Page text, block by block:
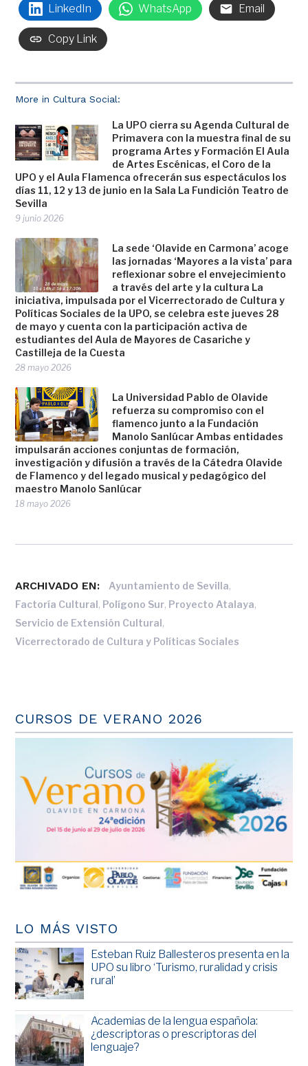
More in Cultura Social:
La UPO cierra su Agenda Cultural de
Primavera con la muestra final de su
programa Artes y Formación El Aula
de Artes Escénicas, el Coro de la
UPO y el Aula Flamenca ofrecerán sus espectáculos los
días 11, 12 y 13 de junio en la Sala La Fundición Teatro de
Sevilla
9 junio 2026
La sede ‘Olavide en Carmona’ acoge
las jornadas ‘Mayores a la vista’ para
reflexionar sobre el envejecimiento
a través del arte y la cultura La
iniciativa, impulsada por el Vicerrectorado de Cultura y
Políticas Sociales de la UPO, se celebra este jueves 28
de mayo y cuenta con la participación activa de
estudiantes del Aula de Mayores de Casariche y
Castilleja de la Cuesta
28 mayo 2026
La Universidad Pablo de Olavide
refuerza su compromiso con el
flamenco junto a la Fundación
Manolo Sanlúcar Ambas entidades
impulsarán acciones conjuntas de formación,
investigación y difusión a través de la Cátedra Olavide
de Flamenco y del legado musical y pedagógico del
maestro Manolo Sanlúcar
18 mayo 2026
LinkedIn WhatsApp Email
Copy Link
ARCHIVADO EN: Ayuntamiento de Sevilla,
Factoría Cultural, Polígono Sur, Proyecto Atalaya,
Servicio de Extensión Cultural,
Vicerrectorado de Cultura y Políticas Sociales
CURSOS DE VERANO 2026
LO MÁS VISTO
Esteban Ruiz Ballesteros presenta en la
UPO su libro ‘Turismo, ruralidad y crisis
rural’
Academias de la lengua española:
¿descriptoras o prescriptoras del
lenguaje?